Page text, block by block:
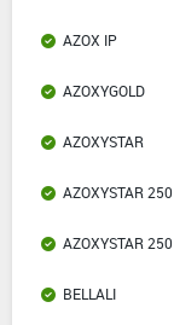
AZOX IP
AZOXYGOLD
AZOXYSTAR
AZOXYSTAR 250
AZOXYSTAR
BELLALI